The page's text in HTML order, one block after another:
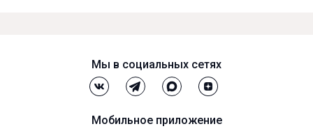
Мы в социальных сетях
Мобильное приложение